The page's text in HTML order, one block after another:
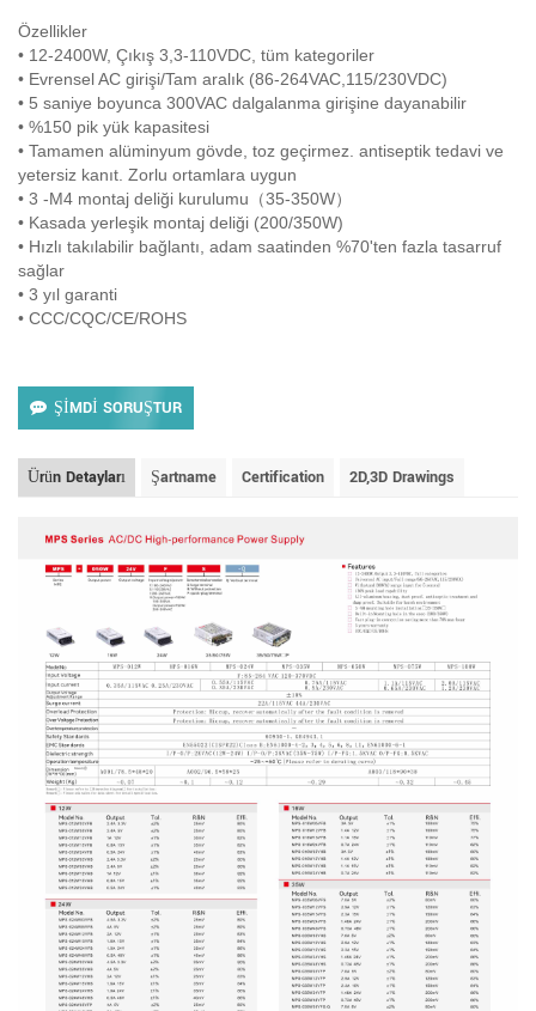
Özellikler
• 12-2400W, Çıkış 3,3-110VDC, tüm kategoriler
• Evrensel AC girişi/Tam aralık (86-264VAC,115/230VDC)
• 5 saniye boyunca 300VAC dalgalanma girişine dayanabilir
• %150 pik yük kapasitesi
• Tamamen alüminyum gövde, toz geçirmez. antiseptik tedavi ve
yetersiz kanıt. Zorlu ortamlara uygun
• 3 -M4 montaj deliği kurulumu（35-350W）
• Kasada yerleşik montaj deliği (200/350W)
• Hızlı takılabilir bağlantı, adam saatinden %70'ten fazla tasarruf
sağlar
• 3 yıl garanti
• CCC/CQC/CE/ROHS
ŞİMDİ SORUŞTUR
Ürün Detayları Şartname Certification 2D,3D Drawings